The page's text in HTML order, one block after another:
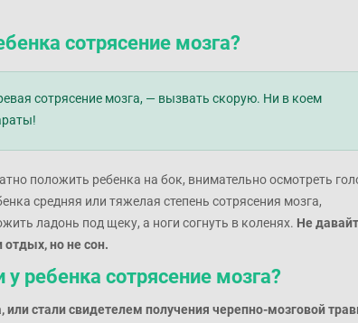
сотрясение мозга?
сотрясение мозга, — вызвать скорую. Ни в коем
положить ребенка на бок, внимательно осмотреть
средняя или тяжелая степень сотрясения мозга,
ладонь под щеку, а ноги согнуть в коленях. Не
отдых, но не сон.
у ребенка сотрясение мозга?
или стали свидетелем получения черепно-мозговой